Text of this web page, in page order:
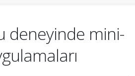
deneyinde mini-